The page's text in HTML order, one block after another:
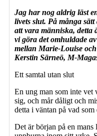
Jag har nog aldrig läst
livets slut. På många
att vara människa, detta
vi göra det omhuldade
mellan Marie-Louise
Kerstin Särneö, M-
Ett samtal utan slut
En ung man som inte vet
sig, och mår dåligt och
detta i väntan på vad
Det är början på en mans